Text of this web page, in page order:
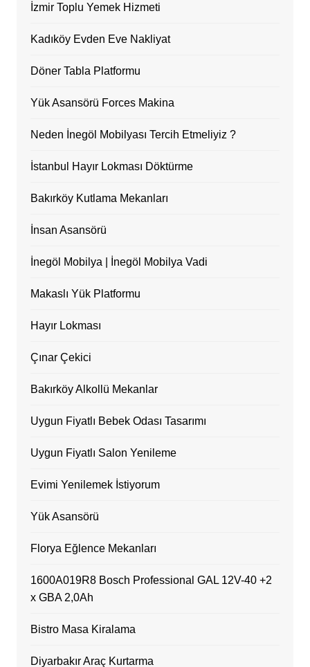
İzmir Toplu Yemek Hizmeti
Kadıköy Evden Eve Nakliyat
Döner Tabla Platformu
Yük Asansörü Forces Makina
Neden İnegöl Mobilyası Tercih Etmeliyiz ?
İstanbul Hayır Lokması Döktürme
Bakırköy Kutlama Mekanları
İnsan Asansörü
İnegöl Mobilya | İnegöl Mobilya Vadi
Makaslı Yük Platformu
Hayır Lokması
Çınar Çekici
Bakırköy Alkollü Mekanlar
Uygun Fiyatlı Bebek Odası Tasarımı
Uygun Fiyatlı Salon Yenileme
Evimi Yenilemek İstiyorum
Yük Asansörü
Florya Eğlence Mekanları
1600A019R8 Bosch Professional GAL 12V-40 +2
x GBA 2,0Ah
Bistro Masa Kiralama
Diyarbakır Araç Kurtarma